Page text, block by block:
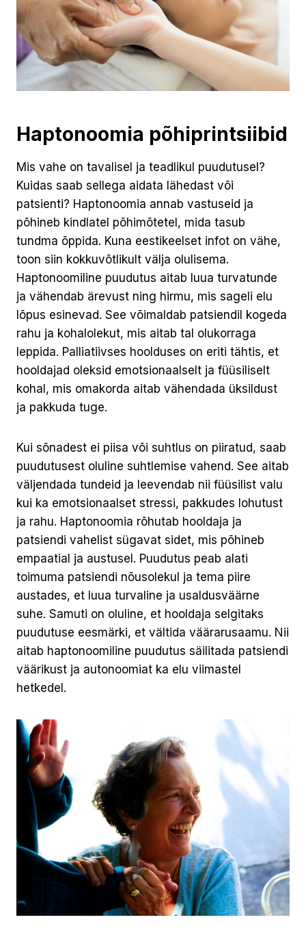
Haptonoomia põhiprintsiibid
Mis vahe on tavalisel ja teadlikul puudutusel?
Kuidas saab sellega aidata lähedast või
patsienti? Haptonoomia annab vastuseid ja
põhineb kindlatel põhimõtetel, mida tasub
tundma õppida. Kuna eestikeelset infot on vähe,
toon siin kokkuvõtlikult välja olulisema.
Haptonoomiline puudutus aitab luua turvatunde
ja vähendab ärevust ning hirmu, mis sageli elu
lõpus esinevad. See võimaldab patsiendil kogeda
rahu ja kohalolekut, mis aitab tal olukorraga
leppida. Palliatiivses hoolduses on eriti tähtis, et
hooldajad oleksid emotsionaalselt ja füüsiliselt
kohal, mis omakorda aitab vähendada üksildust
ja pakkuda tuge.
Kui sõnadest ei piisa või suhtlus on piiratud, saab
puudutusest oluline suhtlemise vahend. See aitab
väljendada tundeid ja leevendab nii füüsilist valu
kui ka emotsionaalset stressi, pakkudes lohutust
ja rahu. Haptonoomia rõhutab hooldaja ja
patsiendi vahelist sügavat sidet, mis põhineb
empaatial ja austusel. Puudutus peab alati
toimuma patsiendi nõusolekul ja tema piire
austades, et luua turvaline ja usaldusväärne
suhe. Samuti on oluline, et hooldaja selgitaks
puudutuse eesmärki, et vältida väärarusaamu. Nii
aitab haptonoomiline puudutus säilitada patsiendi
väärikust ja autonoomiat ka elu viimastel
hetkedel.